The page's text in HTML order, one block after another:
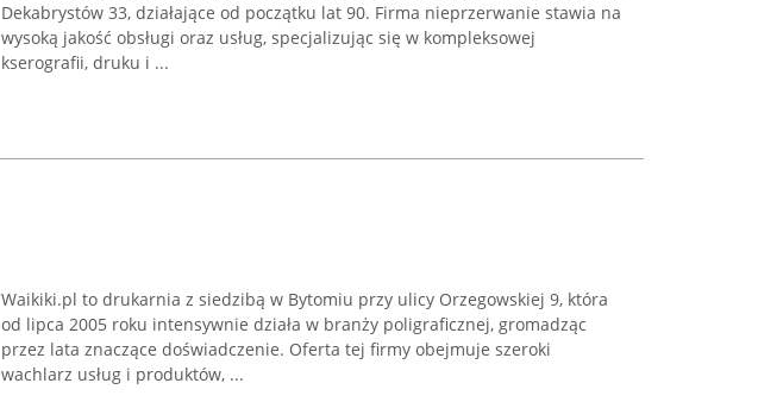
Dekabrystów 33, działające od początku lat 90. Firma nieprzerwanie stawia na
wysoką jakość obsługi oraz usług, specjalizując się w kompleksowej
kserografii, druku i ...
Waikiki.pl to drukarnia z siedzibą w Bytomiu przy ulicy Orzegowskiej 9, która
od lipca 2005 roku intensywnie działa w branży poligraficznej, gromadząc
przez lata znaczące doświadczenie. Oferta tej firmy obejmuje szeroki
wachlarz usług i produktów, ...